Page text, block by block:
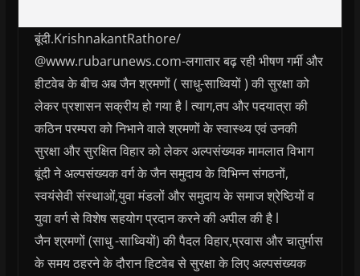
बूंदी.KrishnakantRathore/
@www.rubarunews.com-लगातार बढ़ रही भीषण गर्मी और
हीटवेब के बीच अब जैन श्रमणों ( साधु-साध्वियों ) की सुरक्षा को
लेकर प्रशासन सक्रीय हो गया है l त्याग,तप और पदयात्रा की
कठिन परम्परा को निभाने वाले श्रमणों के स्वास्थ्य एवं उनकी
सुरक्षा और सुरक्षित विहार को लेकर अल्पसंख्यक मामलात विभाग
बूंदी ने अल्पसंख्यक वर्ग के जैन समुदाय के विभिन्न संगठनों,
स्वयंसेवी संस्थाओं,युवा मंडलों और समुदाय के समाज श्रेष्ठियों व
युवा वर्ग से विशेष सहयोग प्रदान करने की अपील की है l
जैन श्रमणों (साधु -साध्वियों) की पैदल विहार,प्रवास और चातुर्मास
के समय ठहरने के दौरान हिटवेब से सुरक्षा के लिए अल्पसंख्यक